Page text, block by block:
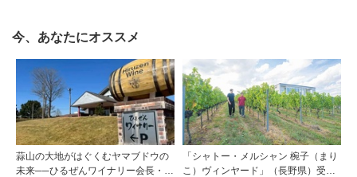
今、あなたにオススメ
蒜山の大地がはぐくむヤマブドウの
未来──ひるぜんワイナリー会長・植
「シャトー・メルシャン 椀子（まり
こ）ヴィンヤード」（長野県）受け